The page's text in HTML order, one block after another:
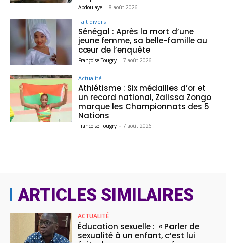
Abdoulaye - 8 août 2026
Fait divers
Sénégal : Après la mort d’une
jeune femme, sa belle-famille au
cœur de l’enquête
Françoise Tougry - 7 août 2026
Actualité
Athlétisme : Six médailles d’or et
un record national, Zalissa Zongo
marque les Championnats des 5
Nations
Françoise Tougry - 7 août 2026
ARTICLES SIMILAIRES
ACTUALITÉ
Éducation sexuelle : « Parler de
sexualité à un enfant, c’est lui